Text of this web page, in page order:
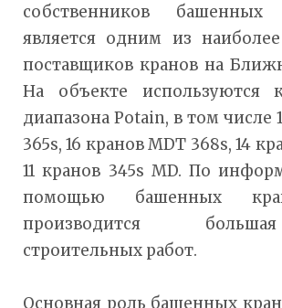
собственников
является одним из
поставщиков кранов на
На объекте используются
диапазона Potain, в том числе
365s, 16 кранов MDT 368s, 14
11 кранов 345s MD. По
помощью башенных
производится
строительных работ.
Основная роль башенных